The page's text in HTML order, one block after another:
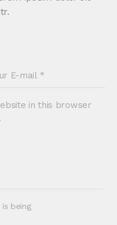
in this browser
being